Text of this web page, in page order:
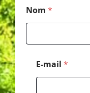
Nom *
E-mail *